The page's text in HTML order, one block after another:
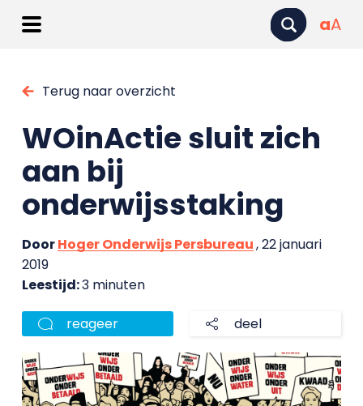
aA
Terug naar overzicht
WOinActie sluit zich
aan bij
onderwijsstaking
DoorHoger Onderwijs Persbureau, 22 januari
2019
Leestijd:3 minuten
reageer deel